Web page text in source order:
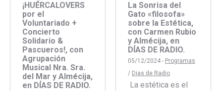
¡HUÉRCALOVERS
por el
Voluntariado +
Concierto
Solidario &
Pascueros!, con
Agrupación
Musical Nra. Sra.
del Mar y Almécija,
en DÍAS DE RADIO.
La Sonrisa del
Gato «filosofa»
sobre la Estética,
con Carmen Rubio
y Almécija, en
DÍAS DE RADIO.
05/12/2024 - Programas
/ Dias de Radio
​ La estética es el